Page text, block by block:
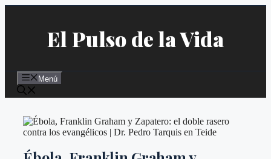
Saltar
El Pulso de la Vida
Menú